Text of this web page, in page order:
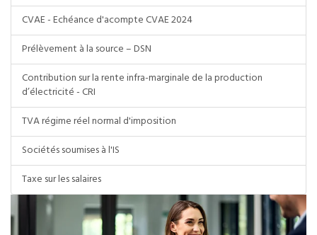
CVAE - Echéance d'acompte CVAE 2024
Prélèvement à la source – DSN
Contribution sur la rente infra-marginale de la production
d’électricité - CRI
TVA régime réel normal d'imposition
Sociétés soumises à l'IS
Taxe sur les salaires